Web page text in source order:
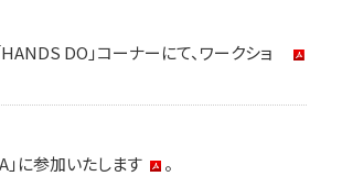
DO」コーナーにて、ワークショ
」に参加いたします
。